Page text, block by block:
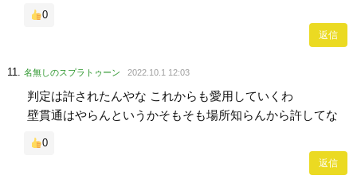
0
返信
名無しのスプラトゥーン 2022.10.1 12:03
判定は許されたんやな これからも愛用していくわ
壁貫通はやらんというかそもそも場所知らんから許してな
0
返信